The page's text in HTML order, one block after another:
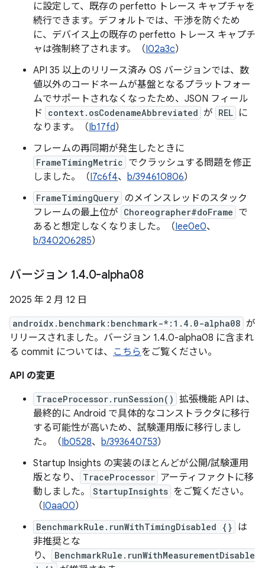
に設定して、既存の perfetto トレース キャプチャを
続行できます。デフォルトでは、干渉を防ぐため
に、デバイス上の既存の perfetto トレース キャプチ
ャは強制終了されます。（I02a3c）
API 35 以上のリリース済み OS バージョンでは、数
値以外のコードネームが基盤となるプラットフォー
ムでサポートされなくなったため、JSON フィール
ド
context.osCodenameAbbreviated が REL に
なります。（Ib17fd）
フレームの再同期が発生したときに
FrameTimingMetric でクラッシュする問題を修正
しました。（I7c6f4、 b/394610806）
FrameTimingQuery のメインスレッドのスタック
フレームの最上位が Choreographer#doFrame で
あると想定しなくなりました。（Iee0e0、
b/340206285）
バージョン 1.4.0-alpha08
2025 年 2 月 12 日
androidx.benchmark:benchmark-*:1.4.0-alpha08 が
リリースされました。バージョン 1.4.0-alpha08 に含まれ
る commit については、 こちらをご覧ください。
API の変更
TraceProcessor.runSession() 拡張機能 API は、
最終的に Android で具体的なコンストラクタに移行
する可能性が高いため、試験運用版に移行しまし
た。（Ib0528、 b/393640753）
Startup Insights の実装のほとんどが公開/試験運用
版となり、
TraceProcessor アーティファクトに移
動しました。
StartupInsights をご覧ください。
（I0aa00）
BenchmarkRule.runWithTimingDisabled {} は
非推奨とな
り、
BenchmarkRule.runWithMeasurementDisable